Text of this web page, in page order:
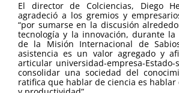
El director de Colciencias, Diego
agradeció a los gremios y
“por sumarse en la discusión
tecnología y la innovación, durante la
de la Misión Internacional de
asistencia es un valor agregado y
articular universidad-empresa-
consolidar una sociedad del
ratifica que hablar de ciencia es